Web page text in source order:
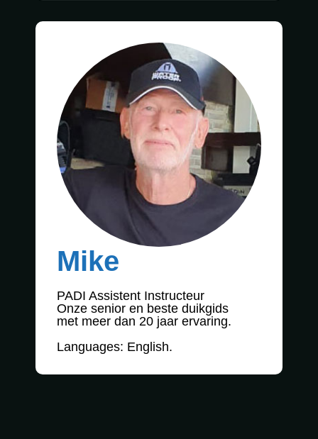
Mike
PADI Assistent Instructeur
Onze senior en beste duikgids
met meer dan 20 jaar ervaring.
Languages: English.